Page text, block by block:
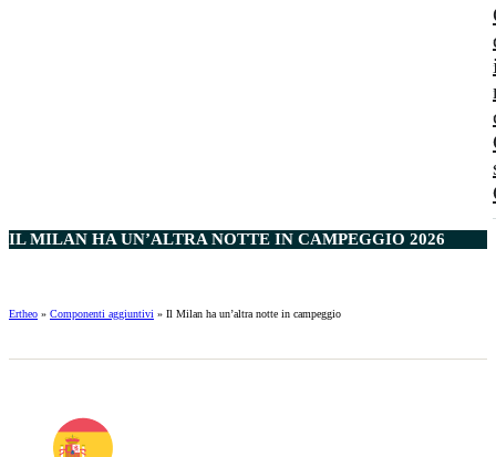
IL MILAN HA UN’ALTRA NOTTE IN CAMPEGGIO 2026
Ertheo » Componenti aggiuntivi » Il Milan ha un’altra notte in campeggio